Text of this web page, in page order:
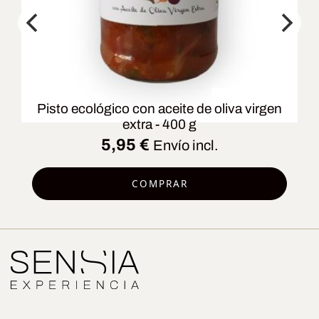
Pisto ecológico con aceite de oliva virgen
extra - 400 g
5,95 € Envío incl.
COMPRAR